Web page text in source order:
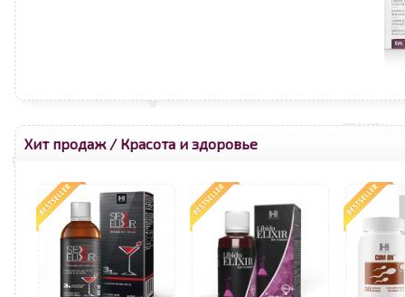
Хит продаж/ Красота и здоровье